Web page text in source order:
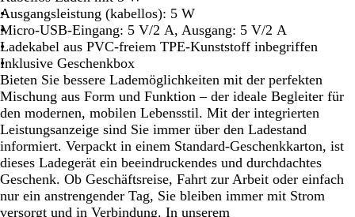
z
Ausgangsleistung (kabellos): 5 W
Micro-USB-Eingang: 5 V/2 A, Ausgang: 5 V/2 A
Ladekabel aus PVC-freiem TPE-Kunststoff inbegriffen
Inklusive Geschenkbox
Bieten Sie bessere Lademöglichkeiten mit der perfekten
Mischung aus Form und Funktion – der ideale Begleiter für
den modernen, mobilen Lebensstil. Mit der integrierten
Leistungsanzeige sind Sie immer über den Ladestand
informiert. Verpackt in einem Standard-Geschenkkarton, ist
dieses Ladegerät ein beeindruckendes und durchdachtes
Geschenk. Ob Geschäftsreise, Fahrt zur Arbeit oder einfach
nur ein anstrengender Tag, Sie bleiben immer mit Strom
versorgt und in Verbindung. In unserem